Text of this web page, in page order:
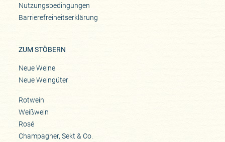
Nutzungsbedingungen
Barrierefreiheitserklärung
ZUM STÖBERN
Neue Weine
Neue Weingüter
Rotwein
Weißwein
Rosé
Champagner, Sekt & Co.